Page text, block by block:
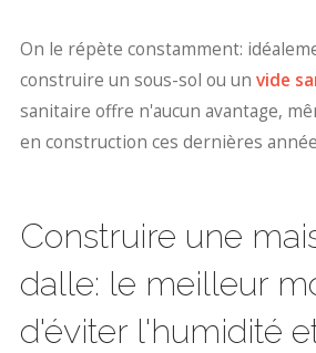
On le répète constamment:
construire un sous-sol ou un vide
sanitaire offre n'aucun avantage,
en construction ces dernières
Construire une
dalle: le meilleur
d'éviter l'humidité